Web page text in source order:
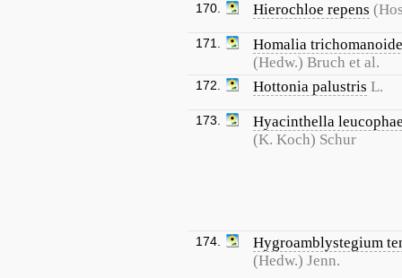
170. Hierochloe repens
171.
Homalia
(Hedw.) Bruch et al.
172. Hottonia palustris L.
173.
Hyacinthella
(K. Koch) Schur
174.
Hygroamblystegium
(Hedw.) Jenn.